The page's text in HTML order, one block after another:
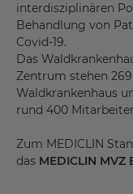
interdisziplinären
Behandlung von
Covid-19.
Das
Zentrum stehen
Waldkrankenhaus
rund 400
Zum MEDICLIN
das MEDICLIN